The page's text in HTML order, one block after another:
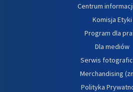
Centrum
Komisja Etyki
Program dla
Dla mediów
Serwis
Merchandising
Polityka